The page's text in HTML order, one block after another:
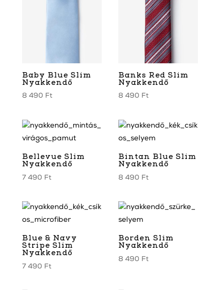
Baby Blue Slim
Nyakkendő
8 490 Ft
Banks Red Slim
Nyakkendő
8 490 Ft
Bellevue Slim
Nyakkendő
7 490 Ft
Bintan Blue Slim
Nyakkendő
8 490 Ft
Blue & Navy
Stripe Slim
Nyakkendő
7 490 Ft
Borden Slim
Nyakkendő
8 490 Ft